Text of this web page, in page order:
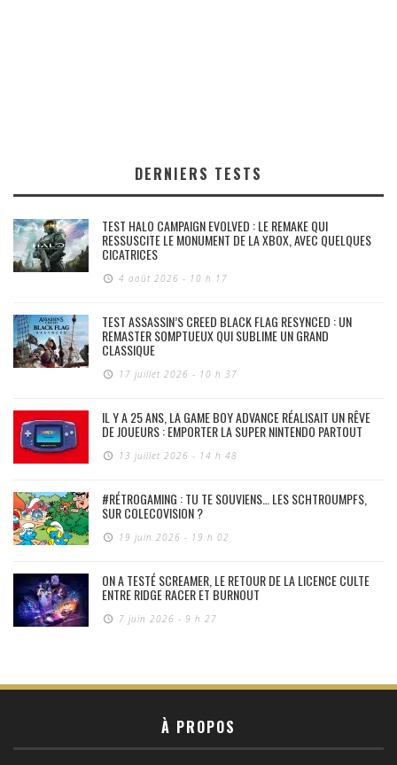
DERNIERS TESTS
TEST HALO CAMPAIGN EVOLVED : LE REMAKE QUI
RESSUSCITE LE MONUMENT DE LA XBOX, AVEC QUELQUES
CICATRICES
4 août 2026 - 10 h 17
TEST ASSASSIN’S CREED BLACK FLAG RESYNCED : UN
REMASTER SOMPTUEUX QUI SUBLIME UN GRAND
CLASSIQUE
17 juillet 2026 - 10 h 37
IL Y A 25 ANS, LA GAME BOY ADVANCE RÉALISAIT UN RÊVE
DE JOUEURS : EMPORTER LA SUPER NINTENDO PARTOUT
13 juillet 2026 - 14 h 48
#RÉTROGAMING : TU TE SOUVIENS… LES SCHTROUMPFS,
SUR COLECOVISION ?
19 juin 2026 - 19 h 02
ON A TESTÉ SCREAMER, LE RETOUR DE LA LICENCE CULTE
ENTRE RIDGE RACER ET BURNOUT
7 juin 2026 - 9 h 27
À PROPOS